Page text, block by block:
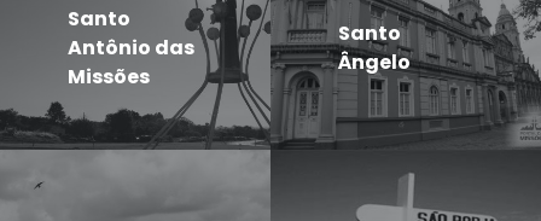
Santo
Antônio das
Missões
Santo
Ângelo